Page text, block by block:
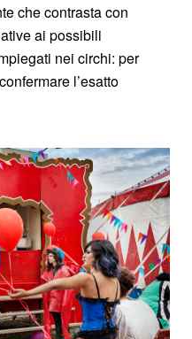
che contrasta con
ai possibili
nei circhi: per
l’esatto